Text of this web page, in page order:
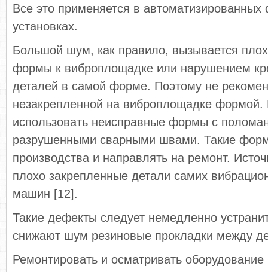
Все это применяется в
установках.
Большой шум, как правило, вызывается
формы к виброплощадке или нарушением
деталей в самой форме. Поэтому не
незакрепленной на виброплощадке формой.
использовать неисправные формы с
разрушенными сварными швами. Такие
производства и направлять на ремонт.
плохо закрепленные детали самих
машин [12].
Такие дефекты следует немедленно
снижают шум резиновые прокладки между
Ремонтировать и осматривать